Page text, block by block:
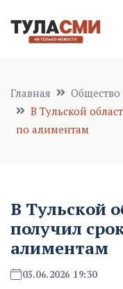
Главная
Общество
В Тульской
по алиментам
В Тульской
получил
алиментам
03.06.2026 19:30